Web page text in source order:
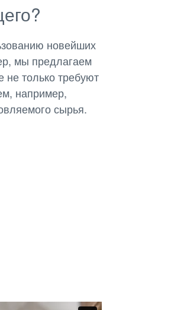
новейших
мы предлагаем
не только требуют
например,
сырья.